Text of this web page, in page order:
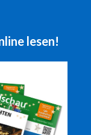
lesen!